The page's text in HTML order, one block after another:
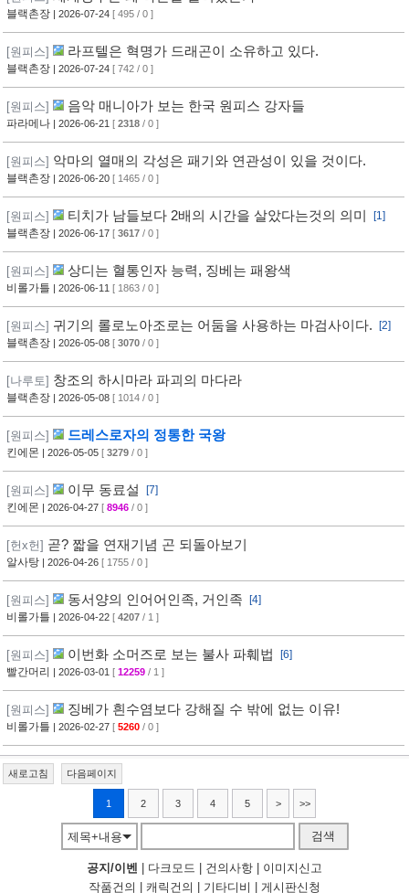
블랙촌장 | 2026-07-24 [ 495 / 0 ]
[원피스] 라프텔은 혁명가 드래곤이 소유하고 있다.
블랙촌장 | 2026-07-24 [ 742 / 0 ]
[원피스] 음악 매니아가 보는 한국 원피스 강자들
파라메나 | 2026-06-21 [ 2318 / 0 ]
[원피스] 악마의 열매의 각성은 패기와 연관성이 있을 것이다.
블랙촌장 | 2026-06-20 [ 1465 / 0 ]
[원피스] 티치가 남들보다 2배의 시간을 살았다는것의 의미
[1]
블랙촌장 | 2026-06-17 [ 3617 / 0 ]
[원피스] 상디는 혈통인자 능력, 징베는 패왕색
비롤가틀 | 2026-06-11 [ 1863 / 0 ]
[원피스] 귀기의 롤로노아조로는 어둠을 사용하는 마검사이다.
[2]
블랙촌장 | 2026-05-08 [ 3070 / 0 ]
[나루토] 창조의 하시마라 파괴의 마다라
블랙촌장 | 2026-05-08 [ 1014 / 0 ]
[원피스] 드레스로자의 정통한 국왕
킨에몬 | 2026-05-05 [ 3279 / 0 ]
[원피스] 이무 동료설
[7]
킨에몬 | 2026-04-27 [ 8946 / 0 ]
[헌x헌] 곧? 짧을 연재기념 곤 되돌아보기
알사탕 | 2026-04-26 [ 1755 / 0 ]
[원피스] 동서양의 인어어인족, 거인족
[4]
비롤가틀 | 2026-04-22 [ 4207 / 1 ]
[원피스] 이번화 소머즈로 보는 불사 파훼법
[6]
빨간머리
| 2026-03-01 [ 12259 / 1 ]
[원피스] 징베가 흰수염보다 강해질 수 밖에 없는 이유!
비롤가틀 | 2026-02-27 [ 5260 / 0 ]
새로고침 다음페이지
1 2 3 4 5 > >>
제목+내용 검색
공지/이벤 다크모드 건의사항
이미지신고
작품건의
캐릭건의 기타디비 게시판신청